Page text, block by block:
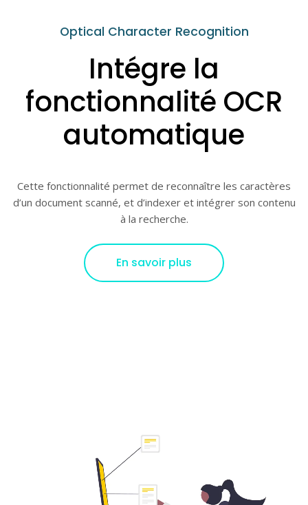
Optical Character Recognition
Intégre la
fonctionnalité OCR
automatique
Cette fonctionnalité permet de reconnaître les caractères
d’un document scanné, et d’indexer et intégrer son contenu
à la recherche.
En savoir plus